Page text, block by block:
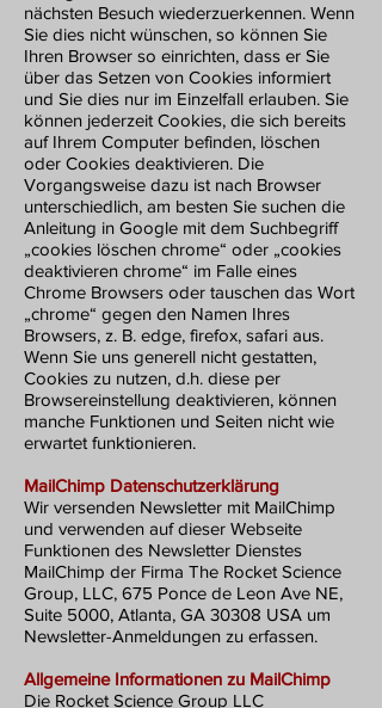
nächsten Besuch wiederzuerkennen. Wenn
Sie dies nicht wünschen, so können Sie
Ihren Browser so einrichten, dass er Sie
über das Setzen von Cookies informiert
und Sie dies nur im Einzelfall erlauben. Sie
können jederzeit Cookies, die sich bereits
auf Ihrem Computer befinden, löschen
oder Cookies deaktivieren. Die
Vorgangsweise dazu ist nach Browser
unterschiedlich, am besten Sie suchen die
Anleitung in Google mit dem Suchbegriff
„cookies löschen chrome“ oder „cookies
deaktivieren chrome“ im Falle eines
Chrome Browsers oder tauschen das Wort
„chrome“ gegen den Namen Ihres
Browsers, z. B. edge, firefox, safari aus.
Wenn Sie uns generell nicht gestatten,
Cookies zu nutzen, d.h. diese per
Browsereinstellung deaktivieren, können
manche Funktionen und Seiten nicht wie
erwartet funktionieren.
MailChimp Datenschutzerklärung
Wir versenden Newsletter mit MailChimp
und verwenden auf dieser Webseite
Funktionen des Newsletter Dienstes
MailChimp der Firma The Rocket Science
Group, LLC, 675 Ponce de Leon Ave NE,
Suite 5000, Atlanta, GA 30308 USA um
Newsletter-Anmeldungen zu erfassen.
Allgemeine Informationen zu MailChimp
Die Rocket Science Group LLC